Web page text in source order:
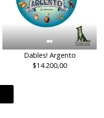
Dables! Argento
$14.200,00